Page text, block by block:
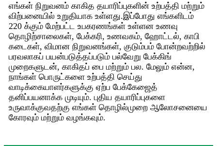
எங்கள் நிறுவனம் காகித தயாரிப்புகளின் உற்பத்தி மற்றும்
விற்பனையில் உறுதியாக உள்ளது.இப்போது எங்களிடம்
220 க்கும் மேற்பட்ட உபகரணங்கள் உள்ளன உணவு
தொழிற்சாலைகள், பேக்கரி, உணவகம், ஹோட்டல், காபி
கடைகள், விமான நிறுவனங்கள், குடும்பம் போன்றவற்றில்
பரவலாகப் பயன்படுத்தப்படும் பல்வேறு பேக்கிங்
முறைகளுடன், காகிதப் பை மற்றும் பல. மேலும் என்ன,
நாங்கள் பொருட்களை உற்பத்தி செய்து
வாடிக்கையாளர்களுக்கு ஏற்ப பேக்கேஜைத்
தனிப்பயனாக்க முடியும். புதிய தயாரிப்புகளை
உருவாக்குவதற்கு எங்கள் தொழில்முறை ஆலோசனையை
கோரவும் மற்றும் வழங்கவும்.